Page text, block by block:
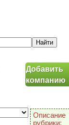
Добавить
компанию
Описание
рубрики: